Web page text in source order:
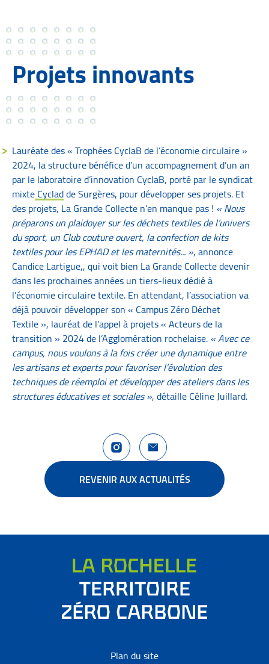
Projets innovants
Lauréate des « Trophées CyclaB de l’économie circulaire »
2024, la structure bénéfice d’un accompagnement d’un an
par le laboratoire d’innovation CyclaB, porté par le syndicat
mixteCycladde Surgères, pour développer ses projets. Et
des projets, La Grande Collecte n’en manque pas ! « Nous
préparons un plaidoyer sur les déchets textiles de l’univers
du sport, un Club couture ouvert, la confection de kits
textiles pour les EPHAD et les maternités... », annonce
Candice Lartigue,, qui voit bien La Grande Collecte devenir
dans les prochaines années un tiers-lieux dédié à
l’économie circulaire textile. En attendant, l’association va
déjà pouvoir développer son « Campus Zéro Déchet
Textile », lauréat de l’appel à projets « Acteurs de la
transition » 2024 de l’Agglomération rochelaise.« Avec ce
campus, nous voulons à la fois créer une dynamique entre
les artisans et experts pour favoriser l’évolution des
techniques de réemploi et développer des ateliers dans les
structures éducatives et sociales », détaille Céline Juillard.
Compte Instagram La Rochelle
Nous contacter
REVENIR AUX ACTUALITÉS
Plan du site